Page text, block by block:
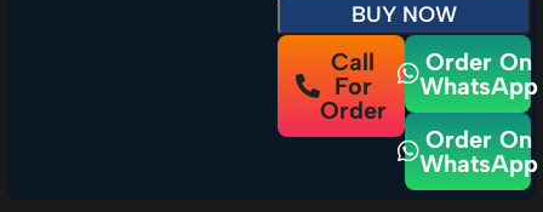
BUY NOW
Call
For
Order
Order On
WhatsApp
Order On
WhatsApp